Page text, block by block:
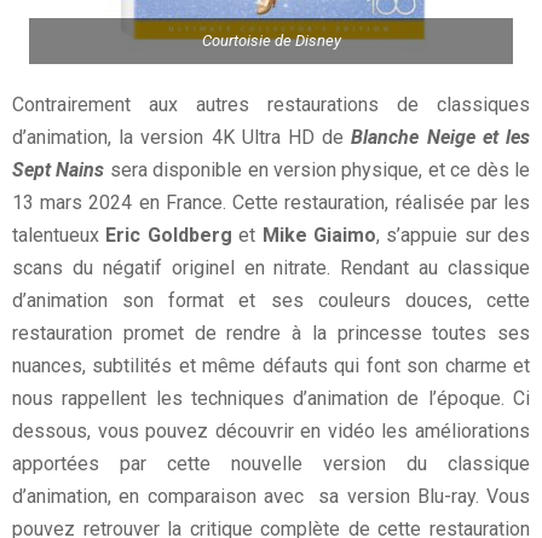
Courtoisie de Disney
Contrairement aux autres restaurations de classiques
d’animation, la version 4K Ultra HD deBlanche Neige et les
Sept Nains sera disponible en version physique, et ce dès le
13 mars 2024 en France. Cette restauration, réalisée par les
talentueux Eric Goldberg et Mike Giaimo, s’appuie sur des
scans du négatif originel en nitrate. Rendant au classique
d’animation son format et ses couleurs douces, cette
restauration promet de rendre à la princesse toutes ses
nuances, subtilités et même défauts qui font son charme et
nous rappellent les techniques d’animation de l’époque. Ci
dessous, vous pouvez découvrir en vidéo les améliorations
apportées par cette nouvelle version du classique
d’animation, en comparaison avec sa version Blu-ray. Vous
pouvez retrouver la critique complète de cette restauration